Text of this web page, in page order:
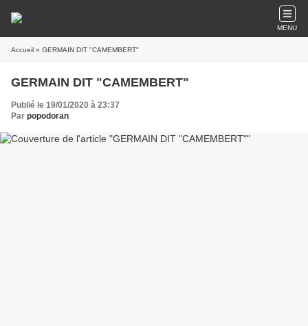
MENU
Accueil » GERMAIN DIT "CAMEMBERT"
GERMAIN DIT "CAMEMBERT"
Publié le 19/01/2020 à 23:37
Par popodoran